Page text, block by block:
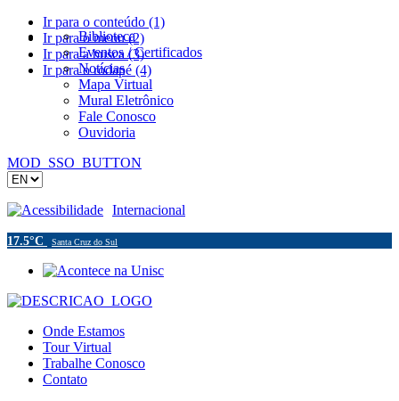
Ir para o conteúdo (1)
Ir para o menu (2)
Ir para a busca (3)
Ir para o rodapé (4)
Biblioteca
Eventos / Certificados
Notícias
Mapa Virtual
Mural Eletrônico
Fale Conosco
Ouvidoria
MOD_SSO_BUTTON
Acessibilidade Internacional
17.5°C Santa Cruz do Sul
Onde Estamos
Tour Virtual
Trabalhe Conosco
Contato